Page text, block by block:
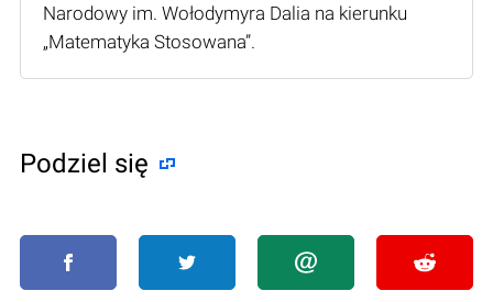
Narodowy im. Wołodymyra Dalia na kierunku
„Matematyka Stosowana”.
Podziel się